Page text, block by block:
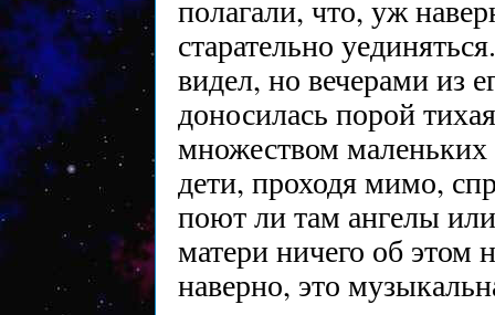
полагали, что, уж
старательно
видел, но вечерами из
доносилась порой
множеством
дети, проходя мимо,
поют ли там ангелы
матери ничего об этом
наверно, это